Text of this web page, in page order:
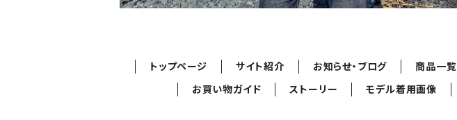
トップページ サイト紹介 お知らせ・ブログ 商品一覧
お買い物ガイド
ストーリー モデル着用画像